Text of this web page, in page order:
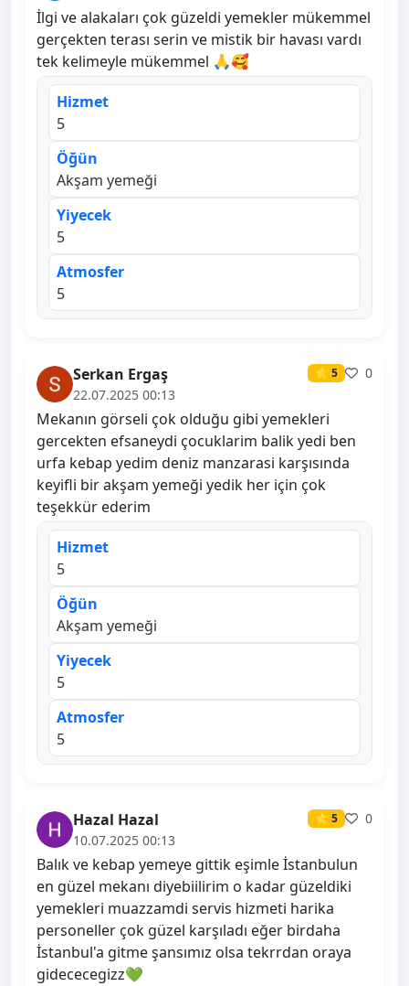
İlgi ve alakaları çok güzeldi yemekler mükemmel
gerçekten terası serin ve mistik bir havası vardı
tek kelimeyle mükemmel 🙏🥰
Hizmet
5
Öğün
Akşam yemeği
Yiyecek
5
Atmosfer
5
Serkan Ergaş ⭐ 5
0
22.07.2025 00:13
Mekanın görseli çok olduğu gibi yemekleri
gercekten efsaneydi çocuklarim balik yedi ben
urfa kebap yedim deniz manzarasi karşısında
keyifli bir akşam yemeği yedik her için çok
teşekkür ederim
Hizmet
5
Öğün
Akşam yemeği
Yiyecek
5
Atmosfer
5
Hazal Hazal ⭐ 5
0
10.07.2025 00:13
Balık ve kebap yemeye gittik eşimle İstanbulun
en güzel mekanı diyebiilirim o kadar güzeldiki
yemekleri muazzamdi servis hizmeti harika
personeller çok güzel karşıladı eğer birdaha
İstanbul'a gitme şansımız olsa tekrrdan oraya
gidececegizz💚